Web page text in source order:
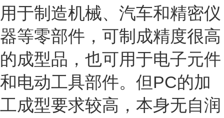
用于制造机械、汽车和精密仪
器等零部件，可制成精度很高
的成型品，也可用于电子元件
和电动工具部件。但PC的加
工成型要求较高，本身无自润